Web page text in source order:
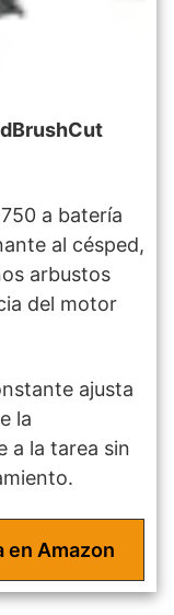
a batería
al césped,
arbustos
del motor
ajusta
la
a la tarea sin
en Amazon